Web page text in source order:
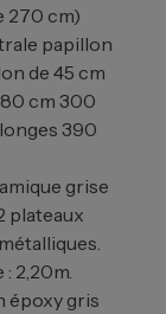
270 cm)
papillon
de 45 cm
cm 300
390
grise
plateaux
2,20m.
époxy gris